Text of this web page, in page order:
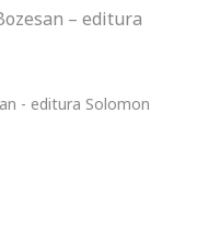
– editura
- editura Solomon